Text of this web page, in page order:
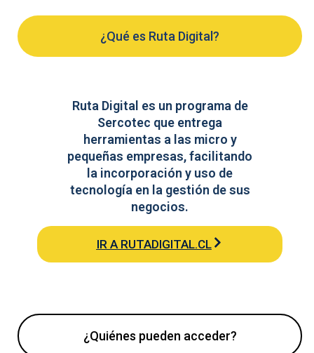
¿Qué es Ruta Digital?
¿Quiénes pueden acceder?
Ruta Digital es un programa de
Sercotec que entrega
herramientas a las micro y
pequeñas empresas, facilitando
la incorporación y uso de
tecnología en la gestión de sus
negocios.
IR A RUTADIGITAL.CL